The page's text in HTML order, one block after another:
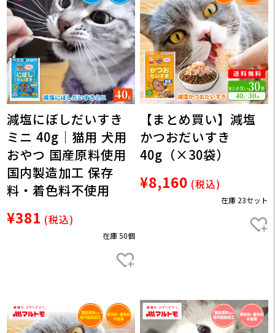
減塩にぼしだいすき
ミニ 40g｜猫用 犬用
おやつ 国産原料使用
国内製造加工 保存
料・着色料不使用
¥381 (税込)
在庫 50個
【まとめ買い】減塩
かつおだいすき
40g（×30袋）
¥8,160 (税込)
在庫 23セット